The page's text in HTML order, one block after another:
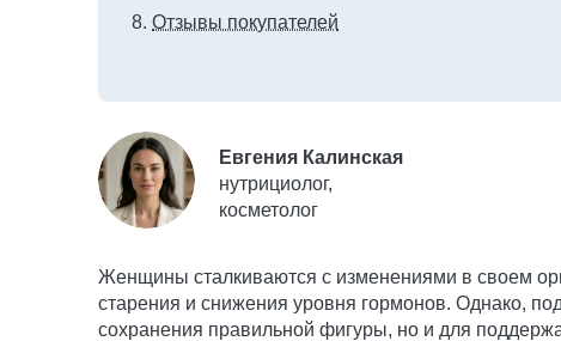
Отзывы покупателей
Евгения Калинская
нутрициолог,
косметолог
Женщины сталкиваются с изменениями в своем
старения и снижения уровня гормонов. Однако,
сохранения правильной фигуры, но и для